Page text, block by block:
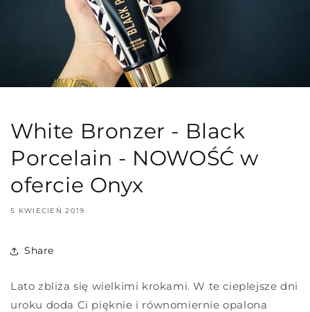
White Bronzer - Black
Porcelain - NOWOŚĆ w
ofercie Onyx
5 KWIECIEŃ 2019
Share
Lato zbliża się wielkimi krokami. W te cieplejsze dni
uroku doda Ci pięknie i równomiernie opalona